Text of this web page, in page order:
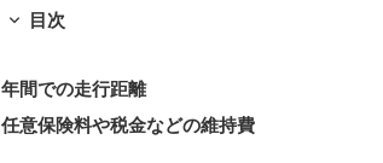
目次
年間での走行距離
任意保険料や税金などの維持費